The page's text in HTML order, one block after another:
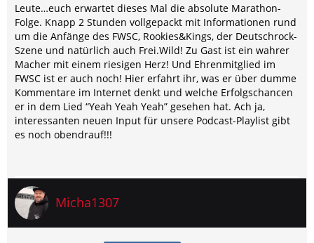
Leute…euch erwartet dieses Mal die absolute Marathon-
Folge. Knapp 2 Stunden vollgepackt mit Informationen rund
um die Anfänge des FWSC, Rookies&Kings, der Deutschrock-
Szene und natürlich auch Frei.Wild! Zu Gast ist ein wahrer
Macher mit einem riesigen Herz! Und Ehrenmitglied im
FWSC ist er auch noch! Hier erfahrt ihr, was er über dumme
Kommentare im Internet denkt und welche Erfolgschancen
er in dem Lied “Yeah Yeah Yeah” gesehen hat. Ach ja,
interessanten neuen Input für unsere Podcast-Playlist gibt
es noch obendrauf!!!
Micha1307